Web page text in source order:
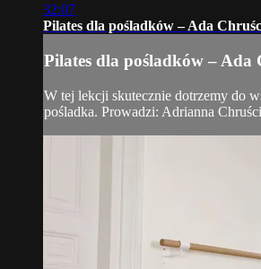
32:07
Pilates dla pośladków – Ada
Pilates dla pośladków – Ada
​​W tej lekcji skutecznie dotrzemy do
pośladka. Prowadzi: Adrianna